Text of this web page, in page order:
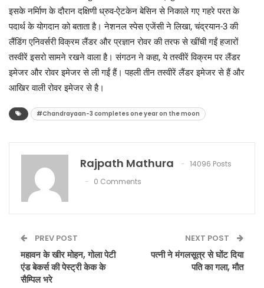
इसके नर्मिाण के दौरान दक्षिणी ध्रुव-ऐटकेन बेसिन से निकाले गए गहरे परत के
पदार्थ के योगदान को बताता है। नेशनल स्पेस एजेंसी ने लिखा, चंद्रयान-3 की
लैंडिंग एनिवर्सरी विक्रम लैंडर और प्रज्ञान रोवर की तरफ से खींची गईं हजारों
तस्वीरें इसरो सामने रखने वाला है। संगठन ने कहा, ये तस्वीरें विक्रम पर लैंडर
इमेजर और रोवर इमेजर से ली गईं हैं। पहली तीन तस्वीरें लैंडर इमेजर से हैं और
आखिर वाली रोवर इमेजर से है।
#Chandrayaan-3 completes one year on the moon
Rajpath Mathura
14096 Posts
0 Comments
PREV POST
महावन के खीर मोहन, गोला पेटी
एंड बेकर्स की पेस्ट्री केक के
सैम्पिल भरे
NEXT POST
पत्नी ने मंगलसूत्र से घोंट दिया
पति का गला, मौत